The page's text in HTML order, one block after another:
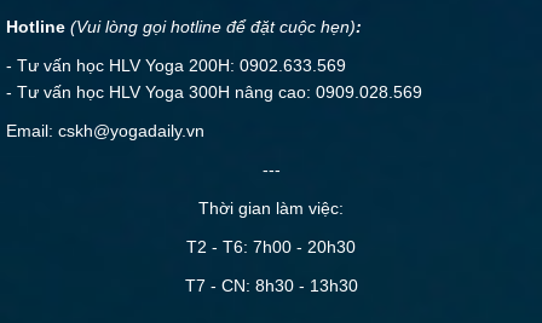
Hotline (Vui lòng gọi hotline để đặt cuộc hẹn):
- Tư vấn học HLV Yoga 200H: 0902.633.569
- Tư vấn học HLV Yoga 300H nâng cao: 0909.028.569
Email: cskh@yogadaily.vn
---
Thời gian làm việc:
T2 - T6: 7h00 - 20h30
T7 - CN: 8h30 - 13h30